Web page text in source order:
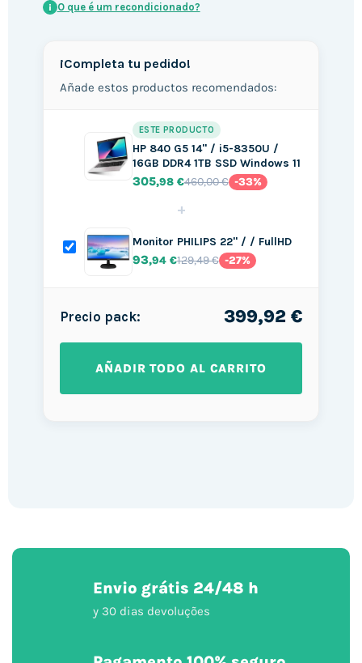
i O que é um recondicionado?
¡Completa tu pedido!
Añade estos productos recomendados:
ESTE PRODUCTO
HP 840 G5 14" / i5-8350U /
16GB DDR4 1TB SSD Windows 11
305,98 €460,00 € -33%
+
Monitor PHILIPS 22" / / FullHD
93,94 €129,49 € -27%
Precio pack: 399,92 €
AÑADIR TODO AL CARRITO
Envio grátis 24/48 h
y 30 dias devoluções